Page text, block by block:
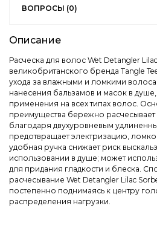
ВОПРОСЫ (0)
Описание
Расческа для волос Wet Detangler
великобританского бренда Tangle
ухода за влажными и ломкими
нанесения бальзамов и масок в
применения на всех типах волос.
преимущества бережно расчесывает
благодаря двухуровневым
предотвращает электризацию,
удобная ручка снижает риск
использовании в душе; может
для придания гладкости и блеска.
расчесывание Wet Detangler Lilac
постепенно поднимаясь к центру
распределения нагрузки.